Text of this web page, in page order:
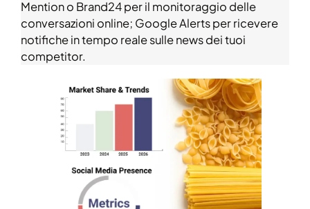
Mention o Brand24 per il monitoraggio delle
conversazioni online; Google Alerts per ricevere
notifiche in tempo reale sulle news dei tuoi
competitor.